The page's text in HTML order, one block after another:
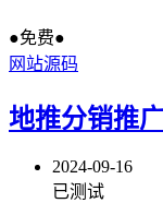
●免费●
网站源码
地推分销推
2024-09-16
已测试